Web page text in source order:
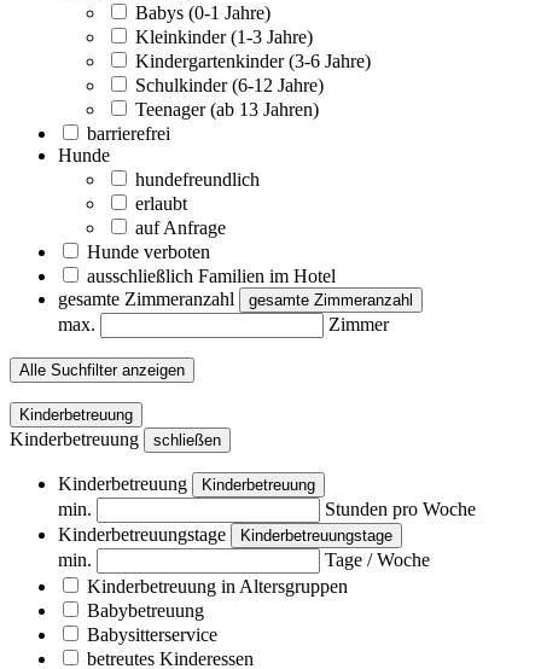
Babys (0-1 Jahre)
Kleinkinder (1-3 Jahre)
Kindergartenkinder (3-6 Jahre)
Schulkinder (6-12 Jahre)
Teenager (ab 13 Jahren)
barrierefrei
Hunde
hundefreundlich
erlaubt
auf Anfrage
Hunde verboten
ausschließlich Familien im Hotel
gesamte Zimmeranzahl
gesamte Zimmeranzahl
max. Zimmer
Alle Suchfilter anzeigen
Kinderbetreuung
Kinderbetreuung schließen
Kinderbetreuung Kinderbetreuung
min.
Stunden pro Woche
Kinderbetreuungstage
Kinderbetreuungstage
min.
Tage / Woche
Kinderbetreuung in Altersgruppen
Babybetreuung
Babysitterservice
betreutes Kinderessen